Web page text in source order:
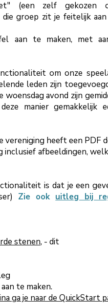
(een zelf gekozen
die groep zit je feitelijk
aan te maken, met
om onze
leden zijn
avond zijn
manier gemakkelijk
vereniging heeft een PDF
inclusief afbeeldingen,
is dat je een
Zie ook uitleg bij
stenen, - dit
te maken.
ga je naar de QuickStart